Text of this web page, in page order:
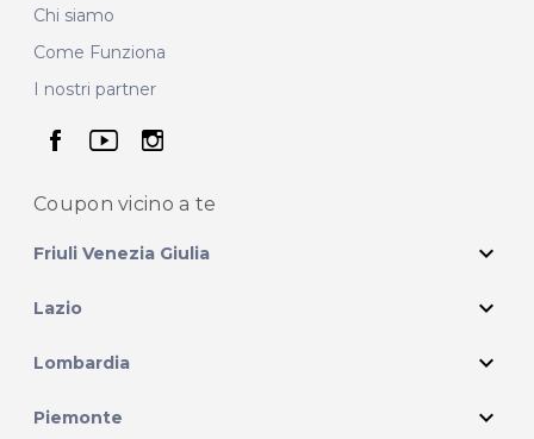
Chi siamo
Come Funziona
I nostri partner
seguici su facebook
seguici su youtube
seguici su instagram
Coupon vicino a te
Friuli Venezia Giulia expand_more
Lazio expand_more
Lombardia expand_more
Piemonte expand_more